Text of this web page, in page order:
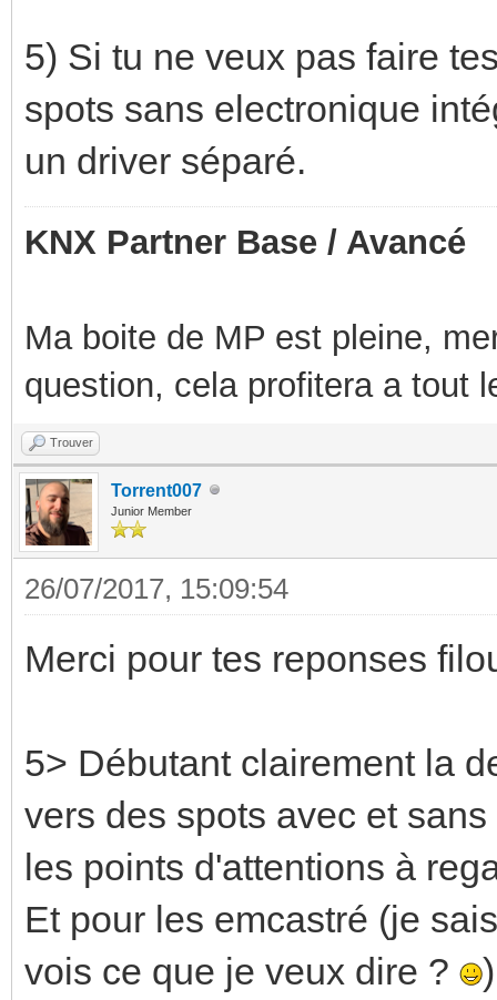
5) Si tu ne veux pas faire
spots sans electronique
un driver séparé.
KNX Partner Base / Avancé
Ma boite de MP est pleine,
question, cela profitera a tout
Trouver
Torrent007
Junior Member
26/07/2017, 15:09:54
Merci pour tes reponses
5> Débutant clairement la
vers des spots avec et
les points d'attentions à
Et pour les emcastré (je
vois ce que je veux dire ?